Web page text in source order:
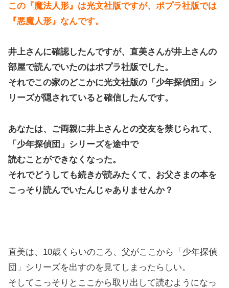
この『魔法人形』は光文社版ですが、ポプラ社版では
『悪魔人形』なんです。
井上さんに確認したんですが、直美さんが井上さんの
部屋で読んでいたのはポプラ社版でした。
それでこの家のどこかに光文社版の「少年探偵団」シ
リーズが隠されていると確信したんです。
あなたは、ご両親に井上さんとの交友を禁じられて、
「少年探偵団」シリーズを途中で
読むことができなくなった。
それでどうしても続きが読みたくて、お父さまの本を
こっそり読んでいたんじゃありませんか？
直美は、10歳くらいのころ、父がここから「少年探偵
団」シリーズを出すのを見てしまったらしい。
そしてこっそりとここから取り出して読むようになっ